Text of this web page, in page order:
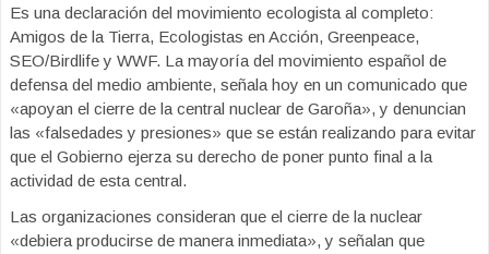
Es una declaración del movimiento ecologista al completo:
Amigos de la Tierra, Ecologistas en Acción, Greenpeace,
SEO/Birdlife y WWF. La mayoría del movimiento español de
defensa del medio ambiente, señala hoy en un comunicado que
«apoyan el cierre de la central nuclear de Garoña», y denuncian
las «falsedades y presiones» que se están realizando para evitar
que el Gobierno ejerza su derecho de poner punto final a la
actividad de esta central.
Las organizaciones consideran que el cierre de la nuclear
«debiera producirse de manera inmediata», y señalan que